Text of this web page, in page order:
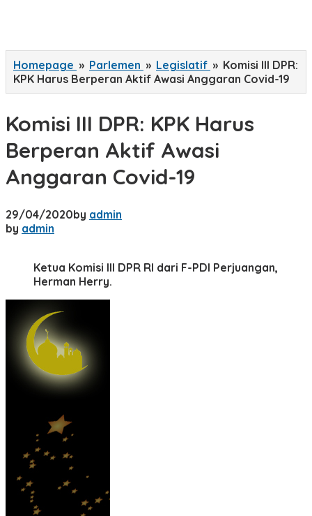
Homepage » Parlemen » Legislatif » Komisi III DPR:
KPK Harus Berperan Aktif Awasi Anggaran Covid-19
Komisi III DPR: KPK Harus
Berperan Aktif Awasi
Anggaran Covid-19
29/04/2020by admin
by admin
Ketua Komisi III DPR RI dari F-PDI Perjuangan,
Herman Herry.